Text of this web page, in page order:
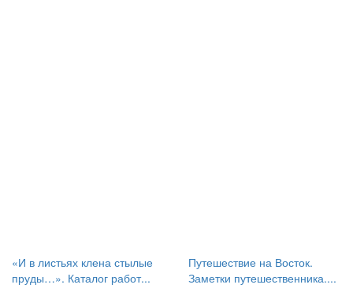
«И в листьях клена стылые
пруды…». Каталог работ...
Путешествие на Восток.
Заметки путешественника....